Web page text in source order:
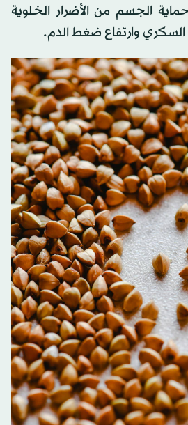
الجسم من الأضرار الخلوية
وارتفاع ضغط الدم.